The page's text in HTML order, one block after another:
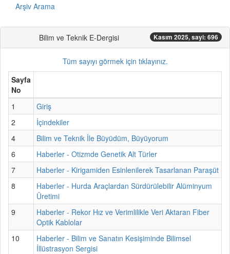
Arşiv Arama
Bilim ve Teknik E-Dergisi Kasım 2025, sayi: 696
Tüm sayıyı görmek için tıklayınız.
Sayfa
No
1
Giriş
2
İçindekiler
4
Bilim ve Teknik İle Büyüdüm, Büyüyorum
6
Haberler - Otizmde Genetik Alt Türler
7
Haberler - Kirigamiden Esinlenilerek Tasarlanan Paraşüt
8
Haberler - Hurda Araçlardan Sürdürülebilir Alüminyum
Üretimi
9
Haberler - Rekor Hız ve Verimlilikle Veri Aktaran Fiber
Optik Kablolar
10
Haberler - Bilim ve Sanatın Kesişiminde Bilimsel
İllüstrasyon Sergisi